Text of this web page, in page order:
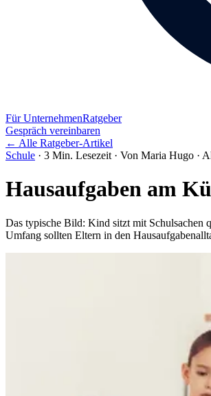
Für UnternehmenRatgeber
Gespräch vereinbaren
← Alle Ratgeber-Artikel
Schule · 3 Min. Lesezeit · Von Maria Hugo ·
Hausaufgaben am
Das typische Bild: Kind sitzt mit Schulsachen
Umfang sollten Eltern in den